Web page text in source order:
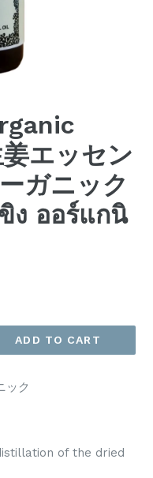
エッセン
ガニック
ง ออร์แกนิ
ADD TO CART
ック
of the dried